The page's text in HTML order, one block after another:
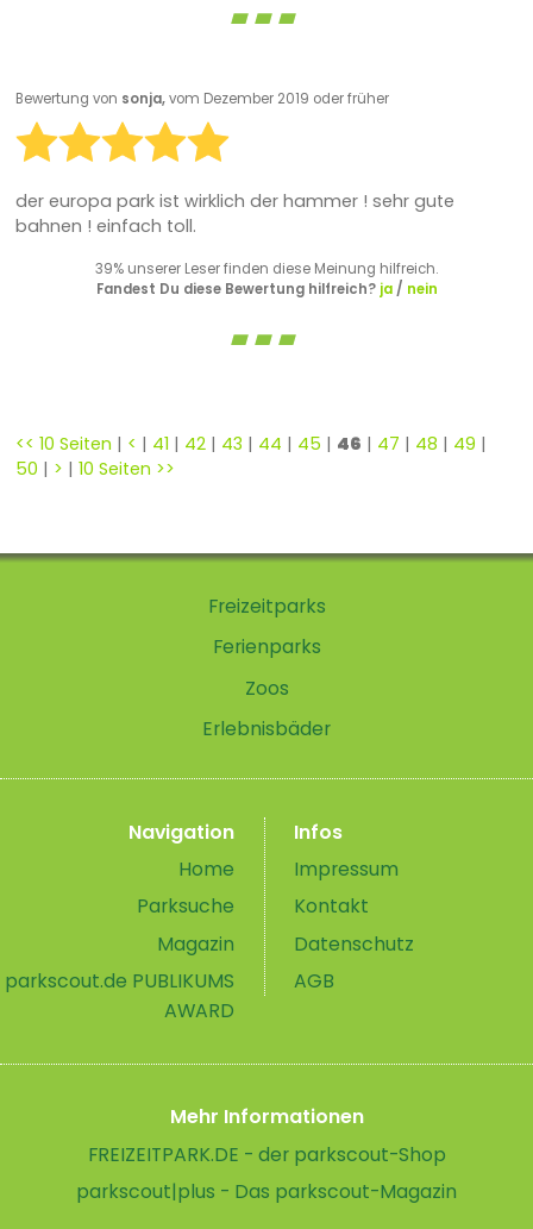
Bewertung von sonja,vom Dezember 2019 oder früher
der europa park ist wirklich der hammer ! sehr gute
bahnen ! einfach toll.
39% unserer Leser finden diese Meinung hilfreich.
Fandest Du diese Bewertung hilfreich? ja/ nein
<< 10 Seiten | < | 41 | 42| 43 | 44 | 45 | 46 | 47 | 48 | 49 |
50 | > | 10 Seiten >>
Freizeitparks
Ferienparks
Zoos
Erlebnisbäder
Navigation
Home
Parksuche
Magazin
parkscout.de PUBLIKUMS
AWARD
Infos
Impressum
Kontakt
Datenschutz
AGB
Mehr Informationen
FREIZEITPARK.DE - der parkscout-Shop
parkscout|plus - Das parkscout-Magazin